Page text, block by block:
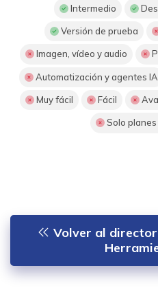
Intermedio
Versión de prueba
Imagen, vídeo y audio
Automatización y agentes IA
Muy fácil Fácil
Solo
Volver al